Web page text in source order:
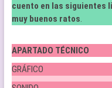
cuento en las siguientes
muy buenos ratos.
APARTADO TÉCNICO
GRÁFICO